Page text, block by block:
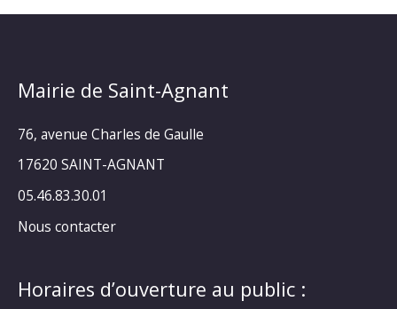
Mairie de Saint-Agnant
76, avenue Charles de Gaulle
17620 SAINT-AGNANT
05.46.83.30.01
Nous contacter
Horaires d’ouverture au public :